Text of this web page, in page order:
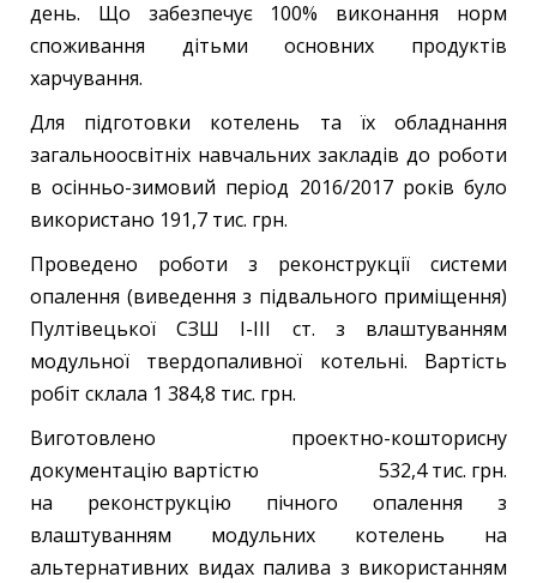
день. Що забезпечує 100% виконання норм
споживання дітьми основних продуктів
харчування.
Для підготовки котелень та їх обладнання
загальноосвітніх навчальних закладів до роботи
в осінньо-зимовий період 2016/2017 років було
використано 191,7 тис. грн.
Проведено роботи з реконструкції системи
опалення (виведення з підвального приміщення)
Пултівецької СЗШ І-ІІІ ст. з влаштуванням
модульної твердопаливної котельні. Вартість
робіт склала 1 384,8 тис. грн.
Виготовлено проектно-кошторисну
документацію вартістю 532,4 тис. грн.
на реконструкцію пічного опалення з
влаштуванням модульних котелень на
альтернативних видах палива з використанням